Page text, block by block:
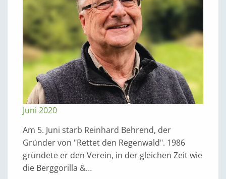
Juni 2020
Am 5. Juni starb Reinhard Behrend, der
Gründer von "Rettet den Regenwald". 1986
gründete er den Verein, in der gleichen Zeit wie
die Berggorilla &…